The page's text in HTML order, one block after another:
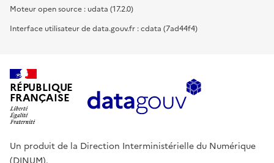
Moteur open source : udata (17.2.0)
Interface utilisateur de data.gouv.fr : cdata (7ad44f4)
RÉPUBLIQUE
FRANÇAISE
Un produit de la Direction Interministérielle du Numérique